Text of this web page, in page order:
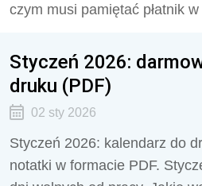
czym musi pamiętać płatnik
Styczeń 2026:
druku (PDF)
02 sty 2026
Styczeń 2026: kalendarz do
notatki w formacie PDF.